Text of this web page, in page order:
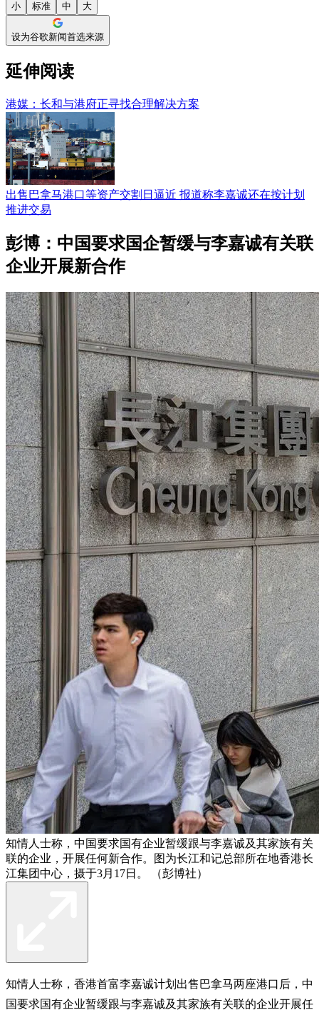
小 标准 中 大
设为谷歌新闻首选来源
延伸阅读
港媒：长和与港府正寻找合理解决方案
出售巴拿马港口等资产交割日逼近 报道称李嘉诚还在按计划
推进交易
彭博：中国要求国企暂缓与李嘉诚有关联
企业开展新合作
知情人士称，中国要求国有企业暂缓跟与李嘉诚及其家族有关
联的企业，开展任何新合作。图为长江和记总部所在地香港长
江集团中心，摄于3月17日。 （彭博社）
知情人士称，香港首富李嘉诚计划出售巴拿马两座港口后，中
国要求国有企业暂缓跟与李嘉诚及其家族有关联的企业开展任